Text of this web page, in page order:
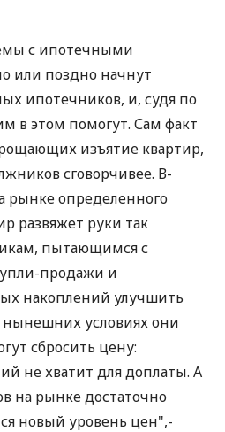
с ипотечными
или поздно начнут
ипотечников, и, судя по
в этом помогут. Сам факт
изъятие квартир,
сговорчивее. В-
рынке определенного
развяжет руки так
пытающимся с
продажи и
накоплений улучшить
условиях они
сбросить цену:
не хватит для доплаты. А
на рынке достаточно
новый уровень цен",-